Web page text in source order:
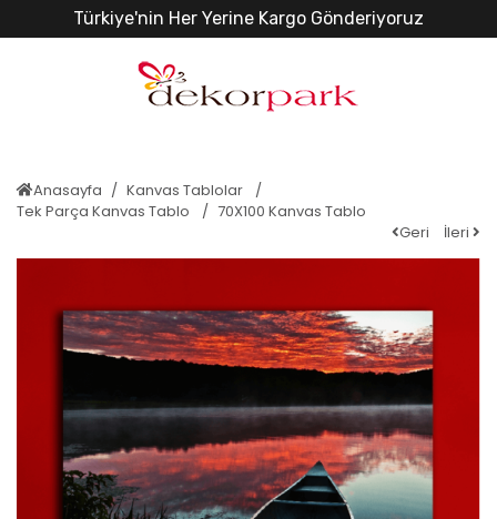
Türkiye'nin Her Yerine Kargo Gönderiyoruz
Anasayfa
Kanvas Tablolar
Tek Parça Kanvas Tablo
70X100 Kanvas Tablo
Geri
İleri